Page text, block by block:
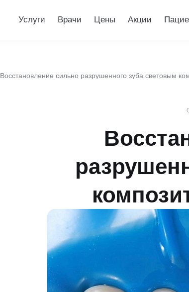
Услуги Врачи Цены Акции
Восстановление сильно разрушенного зуба световым